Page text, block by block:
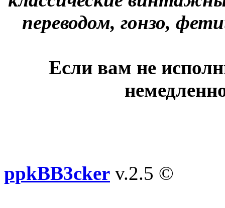
переводом, гонзо,
Если вам не
ppkBB3cker v.2.5 ©